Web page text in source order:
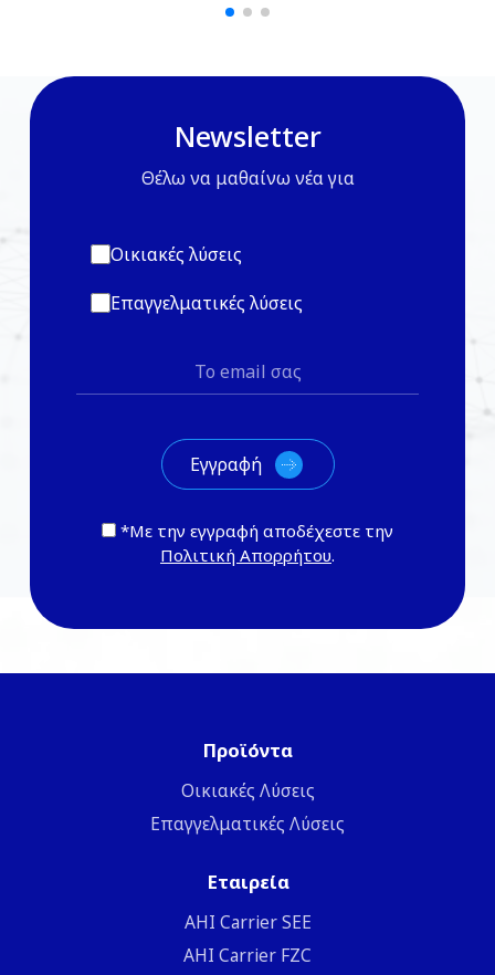
Newsletter
Θέλω να μαθαίνω νέα για
Οικιακές λύσεις
Επαγγελματικές λύσεις
*Με την εγγραφή αποδέχεστε την
Πολιτική Απορρήτου.
Προϊόντα
Οικιακές Λύσεις
Επαγγελματικές Λύσεις
Εταιρεία
ΑΗΙ Carrier SEE
AHI Carrier FZC